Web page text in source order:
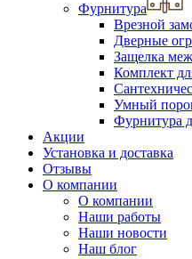
Фурнитура
Врезной
Дверные
Защелка
Комплект
Умный
Фурнитура
Акции
Установка и доставка
Отзывы
О компании
О компании
Наши работы
Наши новости
Наш блог